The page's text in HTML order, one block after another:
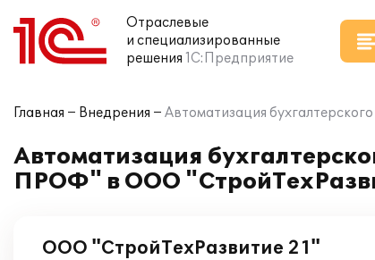
Отраслевые
и специализированные
решения 1С:Предприятие
Главная Внедрения Автоматизация
Автоматизация
ПРОФ" в ООО
ООО "СтройТехРазвитие 21"